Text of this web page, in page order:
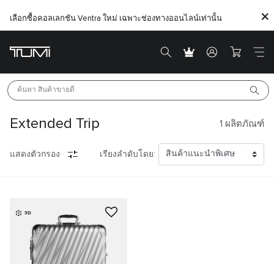
เลือกซื้อคอลเลกชัน Ventra ใหม่ เฉพาะช่องทางออนไลน์เท่านั้น
ค้นหา สินค้าขายดี
Extended Trip 1 ผลิตภัณฑ์
แสดงตัวกรอง เรียงลำดับโดย:
3D